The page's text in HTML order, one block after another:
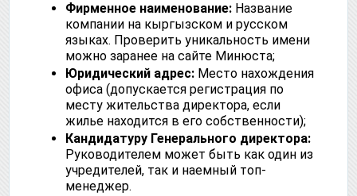
Фирменное наименование: Название
компании на кыргызском и русском
языках. Проверить уникальность имени
можно заранее на сайте Минюста;
Юридический адрес: Место нахождения
офиса (допускается регистрация по
месту жительства директора, если
жилье находится в его собственности);
Кандидатуру Генерального директора:
Руководителем может быть как один из
учредителей, так и наемный топ-
менеджер.